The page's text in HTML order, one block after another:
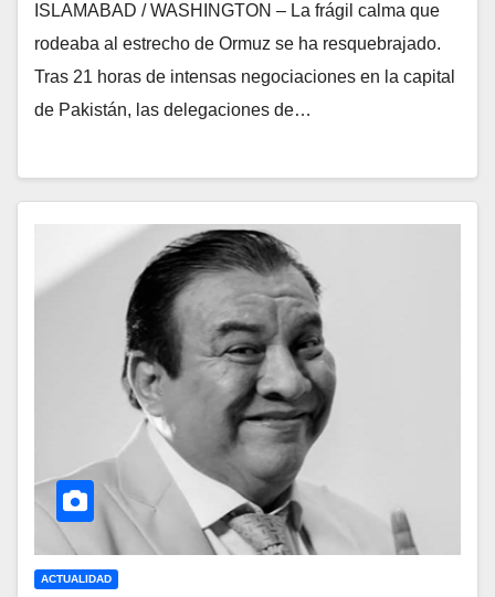
ISLAMABAD / WASHINGTON – La frágil calma que
rodeaba al estrecho de Ormuz se ha resquebrajado.
Tras 21 horas de intensas negociaciones en la capital
de Pakistán, las delegaciones de…
ACTUALIDAD